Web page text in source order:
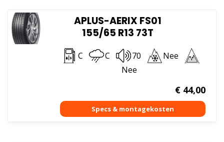
APLUS-AERIX FS01
155/65 R13 73T
C C 70
Nee
Nee
€44,00